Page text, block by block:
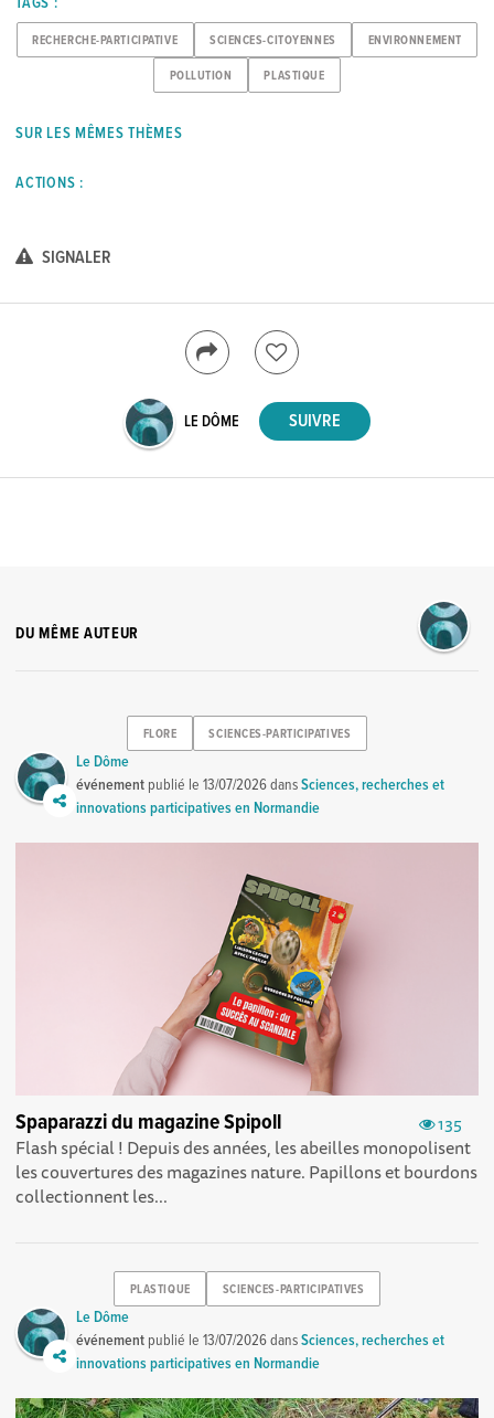
RECHERCHE-PARTICIPATIVE SCIENCES-CITOYENNES ENVIRONNEMENT
POLLUTION PLASTIQUE
SUR LES MÊMES THÈMES
ACTIONS :
SIGNALER
LE DÔME
DU MÊME AUTEUR
FLORE SCIENCES-PARTICIPATIVES
Le Dôme
événement publié le13/07/2026dansSciences, recherches et
innovations participatives en Normandie
135
Spaparazzi du magazine Spipoll
Flash spécial ! Depuis des années, les abeilles monopolisent
les couvertures des magazines nature. Papillons et bourdons
collectionnent les...
PLASTIQUE SCIENCES-PARTICIPATIVES
Le Dôme
événement publié le13/07/2026dansSciences, recherches et
innovations participatives en Normandie